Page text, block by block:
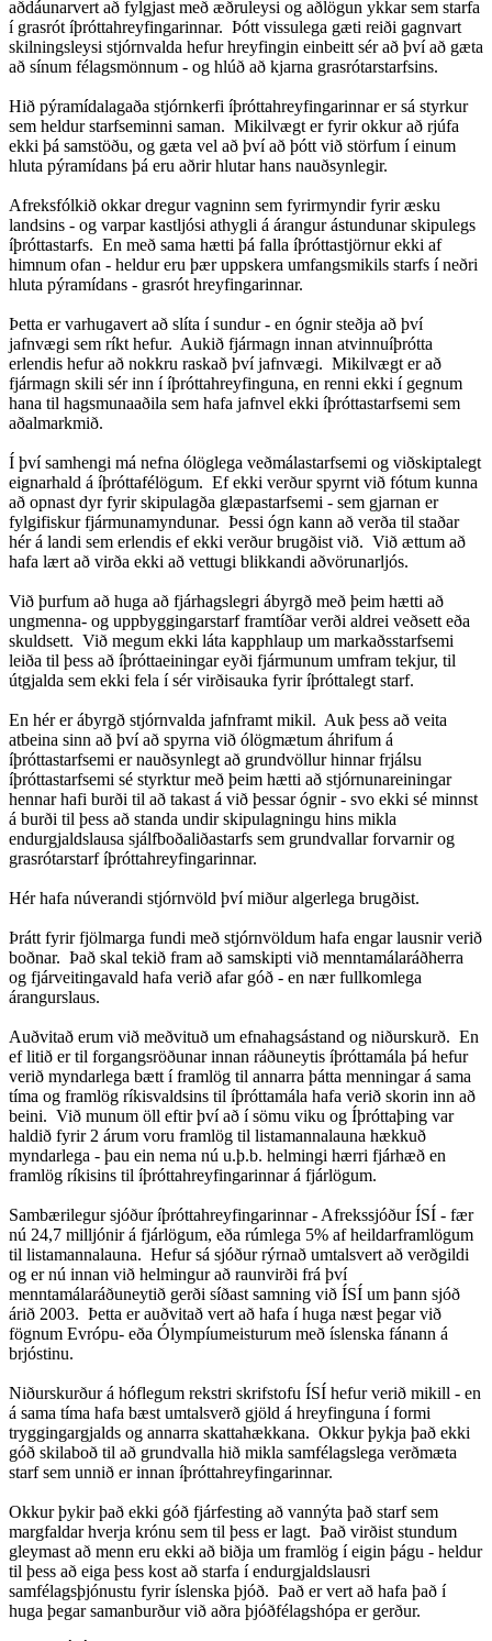
aðdáunarvert að fylgjast með æðruleysi og aðlögun ykkar sem starfa
í grasrót íþróttahreyfingarinnar. Þótt vissulega gæti reiði gagnvart
skilningsleysi stjórnvalda hefur hreyfingin einbeitt sér að því að gæta
að sínum félagsmönnum - og hlúð að kjarna grasrótarstarfsins.
Hið pýramídalagaða stjórnkerfi íþróttahreyfingarinnar er sá styrkur
sem heldur starfseminni saman. Mikilvægt er fyrir okkur að rjúfa
ekki þá samstöðu, og gæta vel að því að þótt við störfum í einum
hluta pýramídans þá eru aðrir hlutar hans nauðsynlegir.
Afreksfólkið okkar dregur vagninn sem fyrirmyndir fyrir æsku
landsins - og varpar kastljósi athygli á árangur ástundunar skipulegs
íþróttastarfs. En með sama hætti þá falla íþróttastjörnur ekki af
himnum ofan - heldur eru þær uppskera umfangsmikils starfs í neðri
hluta pýramídans - grasrót hreyfingarinnar.
Þetta er varhugavert að slíta í sundur - en ógnir steðja að því
jafnvægi sem ríkt hefur. Aukið fjármagn innan atvinnuíþrótta
erlendis hefur að nokkru raskað því jafnvægi. Mikilvægt er að
fjármagn skili sér inn í íþróttahreyfinguna, en renni ekki í gegnum
hana til hagsmunaaðila sem hafa jafnvel ekki íþróttastarfsemi sem
aðalmarkmið.
Í því samhengi má nefna ólöglega veðmálastarfsemi og viðskiptalegt
eignarhald á íþróttafélögum. Ef ekki verður spyrnt við fótum kunna
að opnast dyr fyrir skipulagða glæpastarfsemi - sem gjarnan er
fylgifiskur fjármunamyndunar. Þessi ógn kann að verða til staðar
hér á landi sem erlendis ef ekki verður brugðist við. Við ættum að
hafa lært að virða ekki að vettugi blikkandi aðvörunarljós.
Við þurfum að huga að fjárhagslegri ábyrgð með þeim hætti að
ungmenna- og uppbyggingarstarf framtíðar verði aldrei veðsett eða
skuldsett. Við megum ekki láta kapphlaup um markaðsstarfsemi
leiða til þess að íþróttaeiningar eyði fjármunum umfram tekjur, til
útgjalda sem ekki fela í sér virðisauka fyrir íþróttalegt starf.
En hér er ábyrgð stjórnvalda jafnframt mikil. Auk þess að veita
atbeina sinn að því að spyrna við ólögmætum áhrifum á
íþróttastarfsemi er nauðsynlegt að grundvöllur hinnar frjálsu
íþróttastarfsemi sé styrktur með þeim hætti að stjórnunareiningar
hennar hafi burði til að takast á við þessar ógnir - svo ekki sé minnst
á burði til þess að standa undir skipulagningu hins mikla
endurgjaldslausa sjálfboðaliðastarfs sem grundvallar forvarnir og
grasrótarstarf íþróttahreyfingarinnar.
Hér hafa núverandi stjórnvöld því miður algerlega brugðist.
Þrátt fyrir fjölmarga fundi með stjórnvöldum hafa engar lausnir verið
boðnar. Það skal tekið fram að samskipti við menntamálaráðherra
og fjárveitingavald hafa verið afar góð - en nær fullkomlega
árangurslaus.
Auðvitað erum við meðvituð um efnahagsástand og niðurskurð. En
ef litið er til forgangsröðunar innan ráðuneytis íþróttamála þá hefur
verið myndarlega bætt í framlög til annarra þátta menningar á sama
tíma og framlög ríkisvaldsins til íþróttamála hafa verið skorin inn að
beini. Við munum öll eftir því að í sömu viku og Íþróttaþing var
haldið fyrir 2 árum voru framlög til listamannalauna hækkuð
myndarlega - þau ein nema nú u.þ.b. helmingi hærri fjárhæð en
framlög ríkisins til íþróttahreyfingarinnar á fjárlögum.
Sambærilegur sjóður íþróttahreyfingarinnar - Afrekssjóður ÍSÍ - fær
nú 24,7 milljónir á fjárlögum, eða rúmlega 5% af heildarframlögum
til listamannalauna. Hefur sá sjóður rýrnað umtalsvert að verðgildi
og er nú innan við helmingur að raunvirði frá því
menntamálaráðuneytið gerði síðast samning við ÍSÍ um þann sjóð
árið 2003. Þetta er auðvitað vert að hafa í huga næst þegar við
fögnum Evrópu- eða Ólympíumeisturum með íslenska fánann á
brjóstinu.
Niðurskurður á hóflegum rekstri skrifstofu ÍSÍ hefur verið mikill - en
á sama tíma hafa bæst umtalsverð gjöld á hreyfinguna í formi
tryggingargjalds og annarra skattahækkana. Okkur þykja það ekki
góð skilaboð til að grundvalla hið mikla samfélagslega verðmæta
starf sem unnið er innan íþróttahreyfingarinnar.
Okkur þykir það ekki góð fjárfesting að vannýta það starf sem
margfaldar hverja krónu sem til þess er lagt. Það virðist stundum
gleymast að menn eru ekki að biðja um framlög í eigin þágu - heldur
til þess að eiga þess kost að starfa í endurgjaldslausri
samfélagsþjónustu fyrir íslenska þjóð. Það er vert að hafa það í
huga þegar samanburður við aðra þjóðfélagshópa er gerður.